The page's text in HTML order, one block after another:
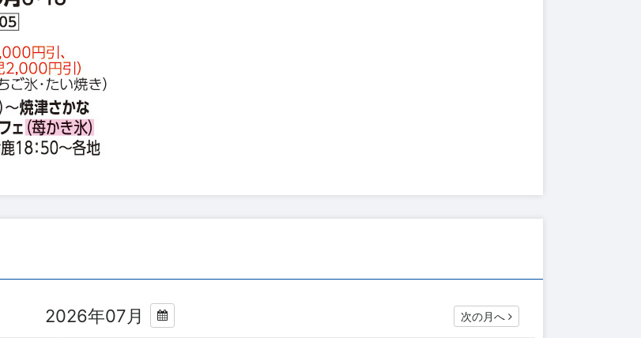
2026年07月 次の月へ